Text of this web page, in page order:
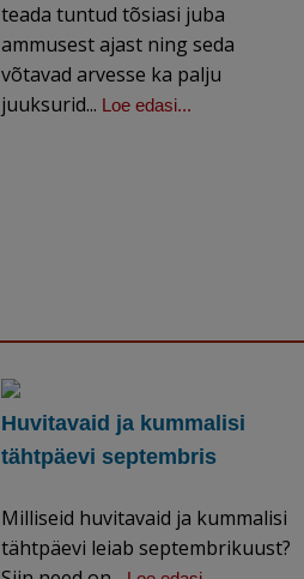
teada tuntud tõsiasi juba
ammusest ajast ning seda
võtavad arvesse ka palju
juuksurid... Loe edasi...
Huvitavaid ja kummalisi
tähtpäevi septembris
Milliseid huvitavaid ja kummalisi
tähtpäevi leiab septembrikuust?